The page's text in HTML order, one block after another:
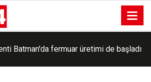
Batman'da fermuar üretimi de başladı